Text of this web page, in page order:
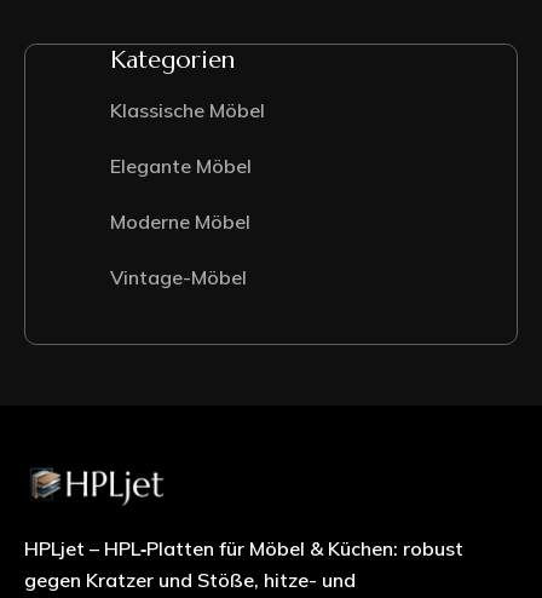
Kategorien
Klassische Möbel
Elegante Möbel
Moderne Möbel
Vintage-Möbel
HPLjet – HPL‑Platten für Möbel & Küchen: robust
gegen Kratzer und Stöße, hitze- und